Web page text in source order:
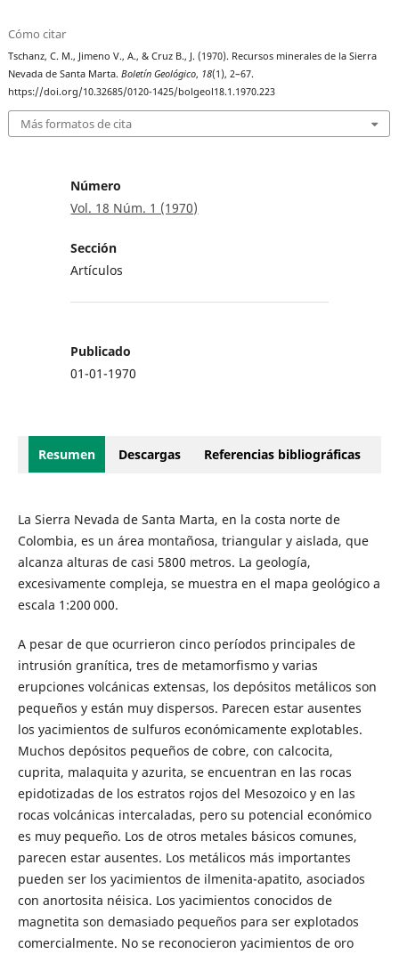
Cómo citar
Tschanz, C. M., Jimeno V., A., & Cruz B., J. (1970). Recursos minerales de la Sierra
Nevada de Santa Marta.Boletín Geológico, 18(1), 2–67.
https://doi.org/10.32685/0120-1425/bolgeol18.1.1970.223
Más formatos de cita
Número
Vol. 18 Núm. 1 (1970)
Sección
Artículos
Publicado
01-01-1970
Resumen Descargas Referencias bibliográficas
La Sierra Nevada de Santa Marta, en la costa norte de
Colombia, es un área montañosa, triangular y aislada, que
alcanza alturas de casi 5800 metros. La geología,
excesivamente compleja, se muestra en el mapa geológico a
escala 1:200 000.
A pesar de que ocurrieron cinco períodos principales de
intrusión granítica, tres de metamorfismo y varias
erupciones volcánicas extensas, los depósitos metálicos son
pequeños y están muy dispersos. Parecen estar ausentes
los yacimientos de sulfuros económicamente explotables.
Muchos depósitos pequeños de cobre, con calcocita,
cuprita, malaquita y azurita, se encuentran en las rocas
epidotizadas de los estratos rojos del Mesozoico y en las
rocas volcánicas intercaladas, pero su potencial económico
es muy pequeño. Los de otros metales básicos comunes,
parecen estar ausentes. Los metálicos más importantes
pueden ser los yacimientos de ilmenita-apatito, asociados
con anortosita néisica. Los yacimientos conocidos de
magnetita son demasiado pequeños para ser explotados
comercialmente. No se reconocieron yacimientos de oro